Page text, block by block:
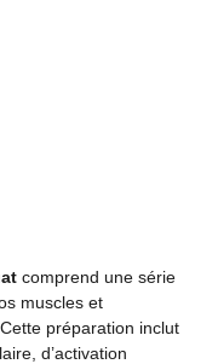
comprend une série
muscles et
préparation inclut
d’activation